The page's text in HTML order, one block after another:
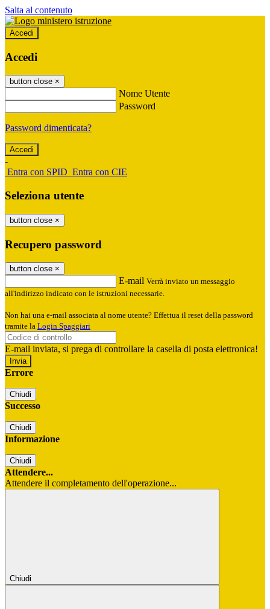
Salta al contenuto
Accedi
Accedi
button close ×
Nome Utente
Password
Password dimenticata?
-
Entra con SPID Entra con CIE
Seleziona utente
button close ×
Recupero password
button close ×
E-mail Verrà inviato un messaggio
all'indirizzo indicato con le istruzioni necessarie.
Non hai una e-mail associata al nome utente? Effettua il reset della password
tramite la Login Spaggiari
E-mail inviata, si prega di controllare la casella di posta elettronica!
Errore
Chiudi
Successo
Chiudi
Informazione
Chiudi
Attendere...
Attendere il completamento dell'operazione...
Chiudi